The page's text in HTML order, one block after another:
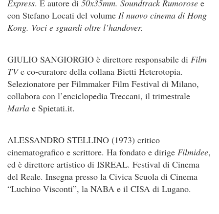
Express. È autore di 50x35mm. Soundtrack Rumorose e
con Stefano Locati del volume Il nuovo cinema di Hong
Kong. Voci e sguardi oltre l’handover.
GIULIO SANGIORGIO è direttore responsabile di Film
TVe co-curatore della collana Bietti Heterotopia.
Selezionatore per Filmmaker Film Festival di Milano,
collabora con l’enciclopedia Treccani, il trimestrale
Marla e Spietati.it.
ALESSANDRO STELLINO (1973) critico
cinematografico e scrittore. Ha fondato e dirige Filmidee,
ed è direttore artistico di ISREAL. Festival di Cinema
del Reale. Insegna presso la Civica Scuola di Cinema
“Luchino Visconti”, la NABA e il CISA di Lugano.